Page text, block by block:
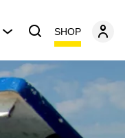
SHOP